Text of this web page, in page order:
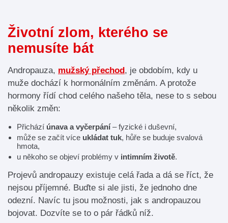
Životní zlom, kterého se
nemusíte bát
Andropauza, mužský přechod , je obdobím, kdy u
muže dochází k hormonálním změnám. A protože
hormony řídí chod celého našeho těla, nese to s sebou
několik změn:
Přichází únava a vyčerpání– fyzické i duševní,
může se začít více ukládat tuk, hůře se buduje svalová
hmota,
u někoho se objeví problémy v intimním životě.
Projevů andropauzy existuje celá řada a dá se říct, že
nejsou příjemné. Buďte si ale jisti, že jednoho dne
odezní. Navíc tu jsou možnosti, jak s andropauzou
bojovat. Dozvíte se to o pár řádků níž.